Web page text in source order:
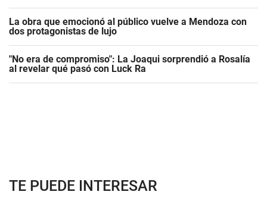
La obra que emocionó al público vuelve a Mendoza con
dos protagonistas de lujo
"No era de compromiso": La Joaqui sorprendió a Rosalía
al revelar qué pasó con Luck Ra
TE PUEDE INTERESAR